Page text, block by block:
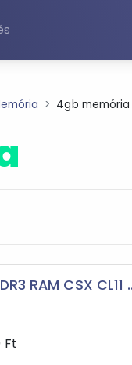
4gb
RAM CSX CL11
Ft